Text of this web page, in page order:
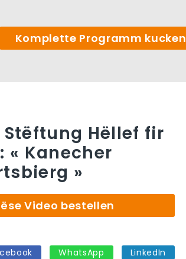
Komplette Programm kucken
Stëftung Hëllef fir
« Kanecher
»
Video bestellen
WhatsApp LinkedIn